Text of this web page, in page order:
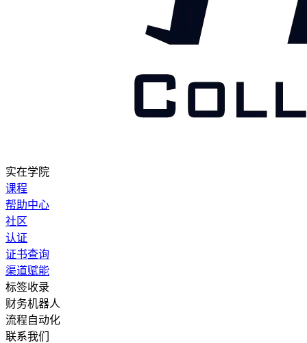
实在学院
课程
帮助中心
社区
认证
证书查询
渠道赋能
标签收录
财务机器人
流程自动化
联系我们